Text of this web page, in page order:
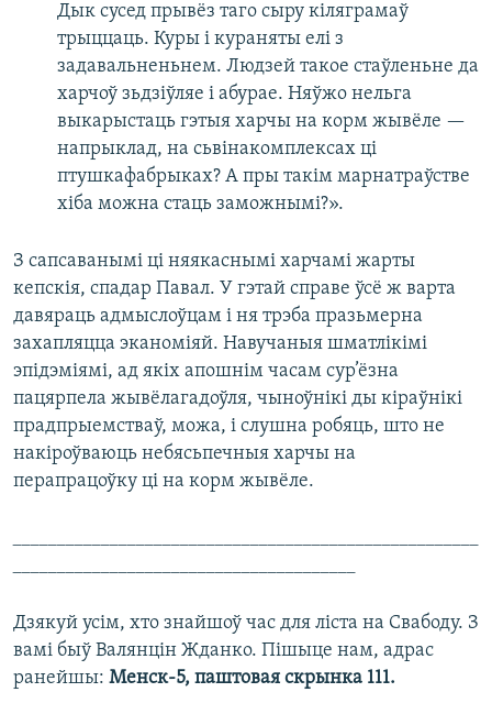
Дык сусед прывёз таго сыру кіляграмаў
трыццаць. Куры і кураняты елі з
задавальненьнем. Людзей такое стаўленьне да
харчоў зьдзіўляе і абурае. Няўжо нельга
выкарыстаць гэтыя харчы на корм жывёле —
напрыклад, на сьвінакомплексах ці
птушкафабрыках? А пры такім марнатраўстве
хіба можна стаць заможнымі?».
З сапсаванымі ці няякаснымі харчамі жарты
кепскія, спадар Павал. У гэтай справе ўсё ж варта
давяраць адмыслоўцам і ня трэба празьмерна
захапляцца эканоміяй. Навучаныя шматлікімі
эпідэміямі, ад якіх апошнім часам сур’ёзна
пацярпела жывёлагадоўля, чыноўнікі ды кіраўнікі
прадпрыемстваў, можа, і слушна робяць, што не
накіроўваюць небясьпечныя харчы на
перапрацоўку ці на корм жывёле.
Дзякуй усім, хто знайшоў час для ліста на Свабоду. З
вамі быў Валянцін Жданко. Пішыце нам, адрас
ранейшы: Менск-5, паштовая скрынка 111.